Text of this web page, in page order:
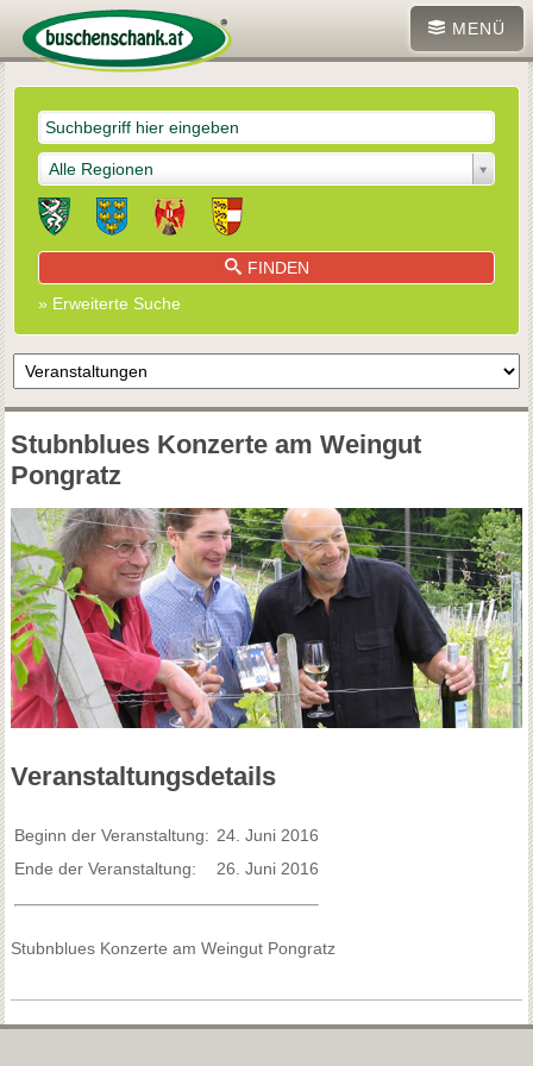
MENÜ
Alle Regionen
FINDEN
» Erweiterte Suche
Stubnblues Konzerte am Weingut
Pongratz
Veranstaltungsdetails
Beginn der Veranstaltung: 24. Juni 2016
Ende der Veranstaltung:
26. Juni 2016
Stubnblues Konzerte am Weingut Pongratz